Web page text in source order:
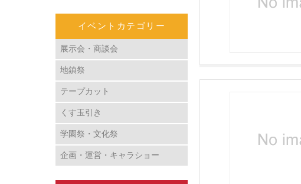
イベントカテゴリー
展示会・商談会
地鎮祭
テープカット
くす玉引き
学園祭・文化祭
企画・運営・キャラショー